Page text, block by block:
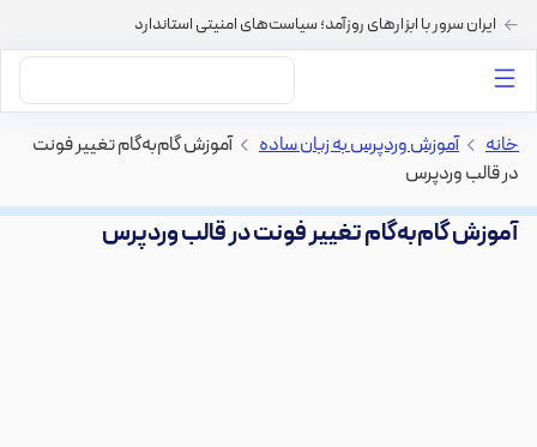
ایران سرور با ابزارهای روزآمد؛ سیاست‌های امنیتی استاندارد
خانه > آموزش وردپرس به زبان ساده > آموزش گام‌به‌گام تغییر فونت
در قالب وردپرس
آموزش گام‌به‌گام تغییر فونت در قالب وردپرس